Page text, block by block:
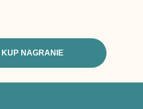
KUP NAGRANIE